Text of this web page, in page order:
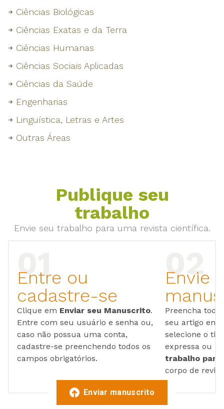
Ciências Biológicas
Ciências Exatas e da Terra
Ciências Humanas
Ciências Sociais Aplicadas
Ciências da Saúde
Engenharias
Linguística, Letras e Artes
Outras Áreas
Publique seu
trabalho
Envie seu trabalho para uma revista científica.
Entre ou
cadastre-se
Clique em Enviar seu Manuscrito.
Entre com seu usuário e senha ou,
caso não possua uma conta,
cadastre-se preenchendo todos os
campos obrigatórios.
Envie
Preencha
seu artigo em
selecione o
expressa ou
trabalho para
corpo de
Enviar manuscrito